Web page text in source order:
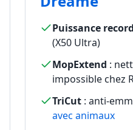
Puissance record
(X50 Ultra)
MopExtend :
impossible chez
TriCut : anti-
avec animaux